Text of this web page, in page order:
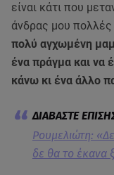
είναι κάτι που
άνδρας μου πολλές
πολύ αγχωμένη
ένα πράγμα και να
κάνω κι ένα άλλο
Ρουμελιώτη:
δε θα το έκανα